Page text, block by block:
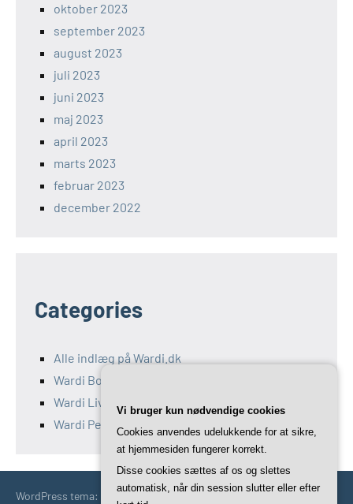
oktober 2023
september 2023
august 2023
juli 2023
juni 2023
maj 2023
april 2023
marts 2023
februar 2023
december 2022
Categories
Alle indlæg på Wardi.dk
Wardi Bolig
Wardi Livsstil
Wardi Penge
WordPress tema: Occasio by ThemeZee.
Vi bruger kun nødvendige cookies
Cookies anvendes udelukkende for at sikre,
at hjemmesiden fungerer korrekt.
Disse cookies sættes af os og slettes
automatisk, når din session slutter eller efter